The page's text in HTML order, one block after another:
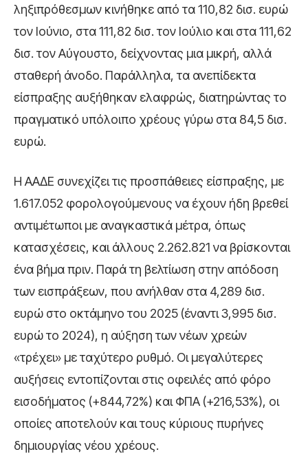
ληξιπρόθεσμων κινήθηκε από τα 110,82 δισ. ευρώ
τον Ιούνιο, στα 111,82 δισ. τον Ιούλιο και στα 111,62
δισ. τον Αύγουστο, δείχνοντας μια μικρή, αλλά
σταθερή άνοδο. Παράλληλα, τα ανεπίδεκτα
είσπραξης αυξήθηκαν ελαφρώς, διατηρώντας το
πραγματικό υπόλοιπο χρέους γύρω στα 84,5 δισ.
ευρώ.
Η ΑΑΔΕ συνεχίζει τις προσπάθειες είσπραξης, με
1.617.052 φορολογούμενους να έχουν ήδη βρεθεί
αντιμέτωποι με αναγκαστικά μέτρα, όπως
κατασχέσεις, και άλλους 2.262.821 να βρίσκονται
ένα βήμα πριν. Παρά τη βελτίωση στην απόδοση
των εισπράξεων, που ανήλθαν στα 4,289 δισ.
ευρώ στο οκτάμηνο του 2025 (έναντι 3,995 δισ.
ευρώ το 2024), η αύξηση των νέων χρεών
«τρέχει» με ταχύτερο ρυθμό. Οι μεγαλύτερες
αυξήσεις εντοπίζονται στις οφειλές από φόρο
εισοδήματος (+844,72%) και ΦΠΑ (+216,53%), οι
οποίες αποτελούν και τους κύριους πυρήνες
δημιουργίας νέου χρέους.